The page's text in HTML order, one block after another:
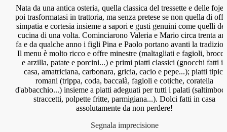
Nata da una antica osteria, quella classica del tressette e delle
poi trasformatasi in trattoria, ma senza pretese se non quella di
simpatia e cortesia insieme a sapori e gusti genuini come quelli
cucina di una volta. Cominciarono Valeria e Mario circa trenta
fa e da qualche anno i figli Pina e Paolo portano avanti la
Il menu è molto ricco e offre minestre (maltagliati e fagioli,
e arzilla, patate e porcini...) e primi piatti classici (gnocchi fatti in
casa, amatriciana, carbonara, gricia, cacio e pepe...); piatti tipici
romani (trippa, coda, baccalà, fagioli e cotiche, coratella
d'abbacchio...) insieme a piatti adeguati per tutti i palati
straccetti, polpette fritte, parmigiana...). Dolci fatti in casa
assolutamente da non perdere!
Segnala imprecisione